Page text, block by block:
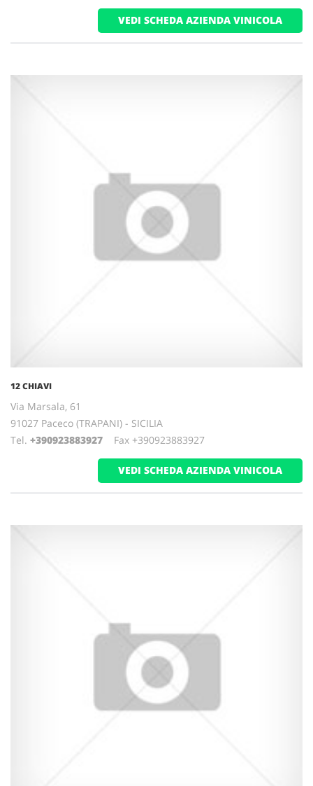
VEDI SCHEDA AZIENDA VINICOLA
12 CHIAVI
Via Marsala, 61
91027 Paceco (TRAPANI) - SICILIA
Tel. +390923883927 Fax +390923883927
VEDI SCHEDA AZIENDA VINICOLA